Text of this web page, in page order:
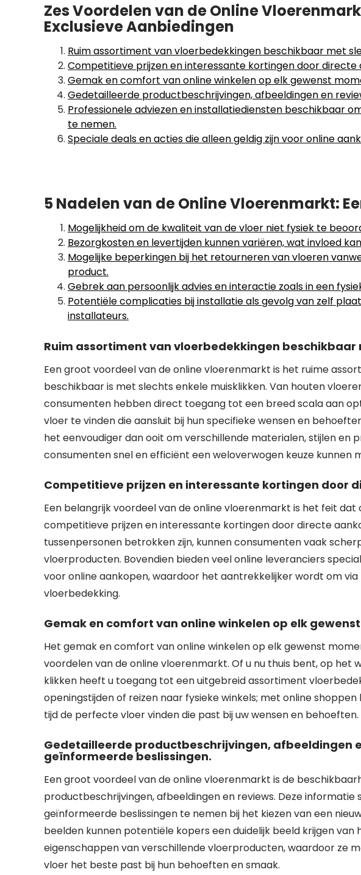
Zes Voordelen van de Online
Exclusieve Aanbiedingen
Ruim assortiment van vloerbedekkingen beschikbaar met
Competitieve prijzen en interessante kortingen door directe
Gemak en comfort van online winkelen op elk gewenst
Gedetailleerde productbeschrijvingen, afbeeldingen en
Professionele adviezen en installatiediensten beschikbaar
te nemen.
Speciale deals en acties die alleen geldig zijn voor online
5 Nadelen van de Online Vloerenmarkt:
Mogelijkheid om de kwaliteit van de vloer niet fysiek te
Bezorgkosten en levertijden kunnen variëren, wat invloed
Mogelijke beperkingen bij het retourneren van vloeren
product.
Gebrek aan persoonlijk advies en interactie zoals in een
Potentiële complicaties bij installatie als gevolg van zelf
installateurs.
Ruim assortiment van vloerbedekkingen beschikbaar
Een groot voordeel van de online vloerenmarkt is het ruime
beschikbaar is met slechts enkele muisklikken. Van houten
consumenten hebben direct toegang tot een breed scala aan
vloer te vinden die aansluit bij hun specifieke wensen en
het eenvoudiger dan ooit om verschillende materialen, stijlen en
consumenten snel en efficiënt een weloverwogen keuze kunnen
Competitieve prijzen en interessante kortingen door
Een belangrijk voordeel van de online vloerenmarkt is het feit
competitieve prijzen en interessante kortingen door directe
tussenpersonen betrokken zijn, kunnen consumenten vaak
vloerproducten. Bovendien bieden veel online leveranciers
voor online aankopen, waardoor het aantrekkelijker wordt om
vloerbedekking.
Gemak en comfort van online winkelen op elk
Het gemak en comfort van online winkelen op elk gewenst
voordelen van de online vloerenmarkt. Of u nu thuis bent, op het
klikken heeft u toegang tot een uitgebreid assortiment
openingstijden of reizen naar fysieke winkels; met online
tijd de perfecte vloer vinden die past bij uw wensen en behoeften.
Gedetailleerde productbeschrijvingen, afbeeldingen
geïnformeerde beslissingen.
Een groot voordeel van de online vloerenmarkt is de
productbeschrijvingen, afbeeldingen en reviews. Deze
geïnformeerde beslissingen te nemen bij het kiezen van een
beelden kunnen potentiële kopers een duidelijk beeld krijgen van
eigenschappen van verschillende vloerproducten, waardoor ze
vloer het beste past bij hun behoeften en smaak.